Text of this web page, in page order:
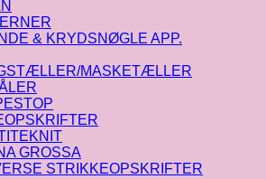
& KRYDSNØGLE APP.
MASKETÆLLER
GROSSA
STRIKKEOPSKRIFTER